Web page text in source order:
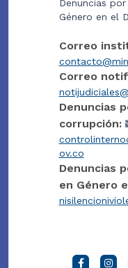
Denuncias
Género en el
Correo
Correo
Denuncias
corrupción:
ov.co
Denuncias
en Género